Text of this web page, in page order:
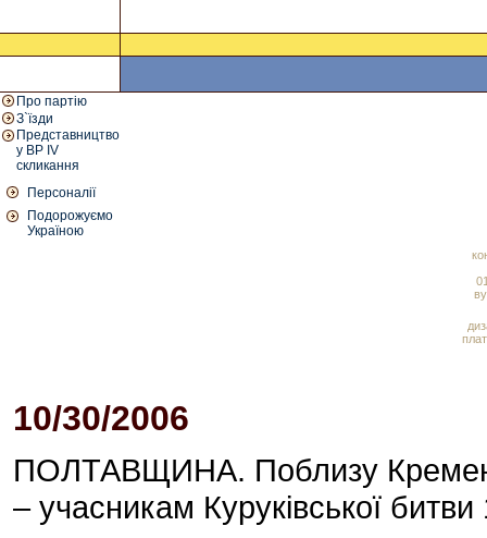
Про партію
З`їзди
Представництво
у ВР IV
скликання
Персоналії
Подорожуємо
Україною
10/30/2006
ПОЛТАВЩИНА. Поблизу
– учасникам Куруківської